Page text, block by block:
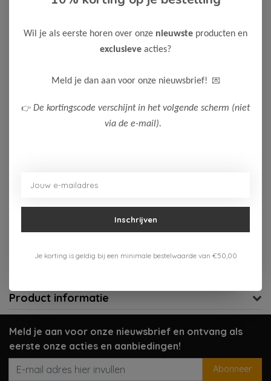
NOLAN
Maak een keuze:
Aan verlanglijst toevoegen
Gratis verzenden vanaf 75,-
Verzenden 1-3 werkdagen
Product informatie
Meld je aan voor onze nieuwsbrief en ontvang als
eerste onze acties en aanbiedingen!
Abonneer
Wil je als eerste horen over onze nieuwste producten en
exclusieve acties?
Meld je dan aan voor onze nieuwsbrief! 💌
👉 De kortingscode verschijnt in het volgende scherm (niet
via de e-mail).
Inschrijven
Je korting is geldig bij een minimale bestelwaarde van €50,00